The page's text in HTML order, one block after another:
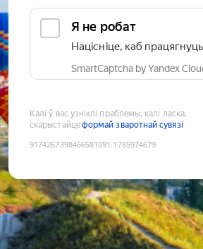
Я не робат
Націсніце, каб працягнуць
SmartCaptcha by Yandex
Калі ў вас узніклі праблемы, калі ласка,
скарыстайцеформай зваротнай сувязі
9174267398466581091 :1785974679